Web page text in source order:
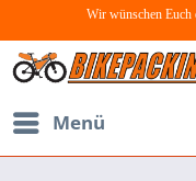
Wir wünschen
Menü